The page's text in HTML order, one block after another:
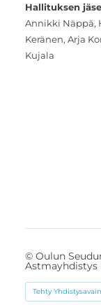
Hallituksen
Annikki Näppä,
Keränen, Arja
Kujala
© Oulun
Astmayhdistys
Tehty